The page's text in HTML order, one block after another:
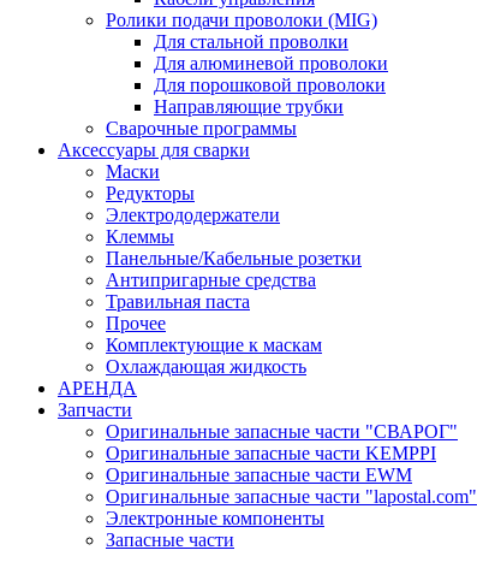
Ролики подачи проволоки (MIG)
Для стальной проволки
Для алюминевой проволоки
Для порошковой проволоки
Направляющие трубки
Сварочные программы
Аксессуары для сварки
Маски
Редукторы
Электрододержатели
Клеммы
Панельные/Кабельные розетки
Антипригарные средства
Травильная паста
Прочее
Комплектующие к маскам
Охлаждающая жидкость
АРЕНДА
Запчасти
Оригинальные запасные части "СВАРОГ"
Оригинальные запасные части KEMPPI
Оригинальные запасные части EWM
Оригинальные запасные части "lapostal.com"
Электронные компоненты
Запасные части